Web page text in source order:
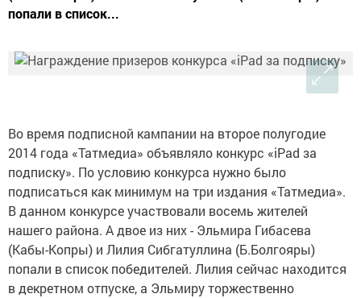
попали в список...
Во время подписной кампании на второе полугодие
2014 года «Татмедиа» объявляло конкурс «iPad за
подписку». По условию конкурса нужно было
подписаться как минимум на три издания «Татмедиа».
В данном конкурсе участвовали восемь жителей
нашего района. А двое из них - Эльмира Гибасева
(Кабы-Копры) и Лилия Сибгатуллина (Б.Болгояры)
попали в список победителей. Лилия сейчас находится
в декретном отпуске, а Эльмиру торжественно